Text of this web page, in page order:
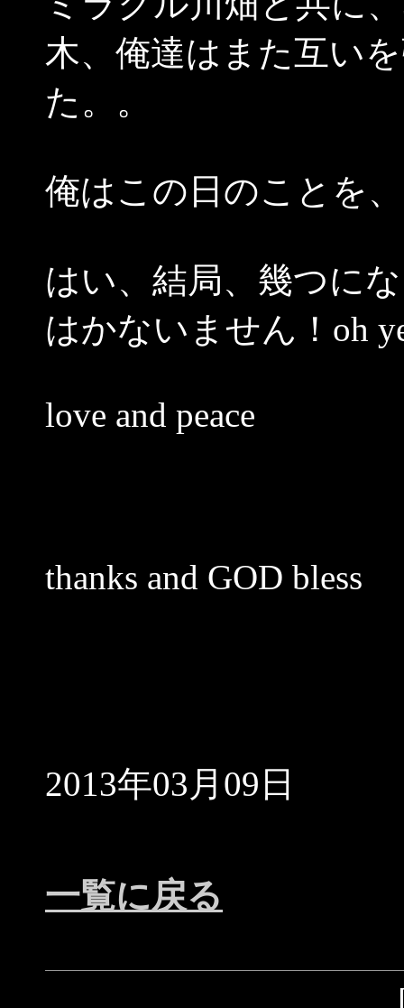
木、俺達はまた互い
た。。
俺はこの日のことを
はい、結局、幾つに
はかないません！oh
love and peace
thanks and GOD bless
2013年03月09日
一覧に戻る